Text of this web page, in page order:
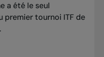
a été le seul
premier tournoi ITF de